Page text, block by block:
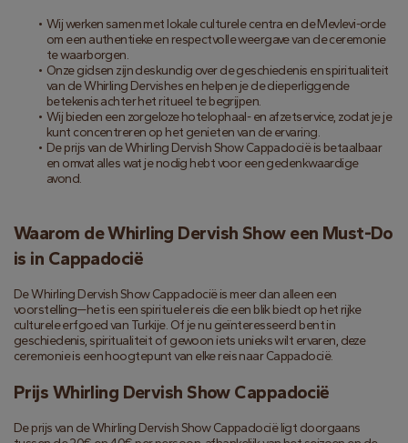
Wij werken samen met lokale culturele centra en de Mevlevi-orde
om een authentieke en respectvolle weergave van de ceremonie
te waarborgen.
Onze gidsen zijn deskundig over de geschiedenis en spiritualiteit
van de Whirling Dervishes en helpen je de dieperliggende
betekenis achter het ritueel te begrijpen.
Wij bieden een zorgeloze hotelophaal- en afzetservice, zodat je je
kunt concentreren op het genieten van de ervaring.
De prijs van de Whirling Dervish Show Cappadocië is betaalbaar
en omvat alles wat je nodig hebt voor een gedenkwaardige
avond.
Waarom de Whirling Dervish Show een Must-Do
is in Cappadocië
De Whirling Dervish Show Cappadocië is meer dan alleen een
voorstelling—het is een spirituele reis die een blik biedt op het rijke
culturele erfgoed van Turkije. Of je nu geïnteresseerd bent in
geschiedenis, spiritualiteit of gewoon iets unieks wilt ervaren, deze
ceremonie is een hoogtepunt van elke reis naar Cappadocië.
Prijs Whirling Dervish Show Cappadocië
De prijs van de Whirling Dervish Show Cappadocië ligt doorgaans